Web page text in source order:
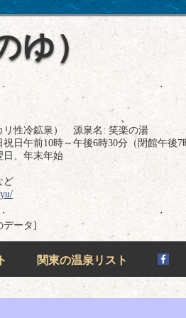
ゆ）
性冷鉱泉） 源泉名: 笑楽の湯
日午前10時～午後6時30分（閉館午後7
、年末年始
ど
データ]
関東の温泉リスト